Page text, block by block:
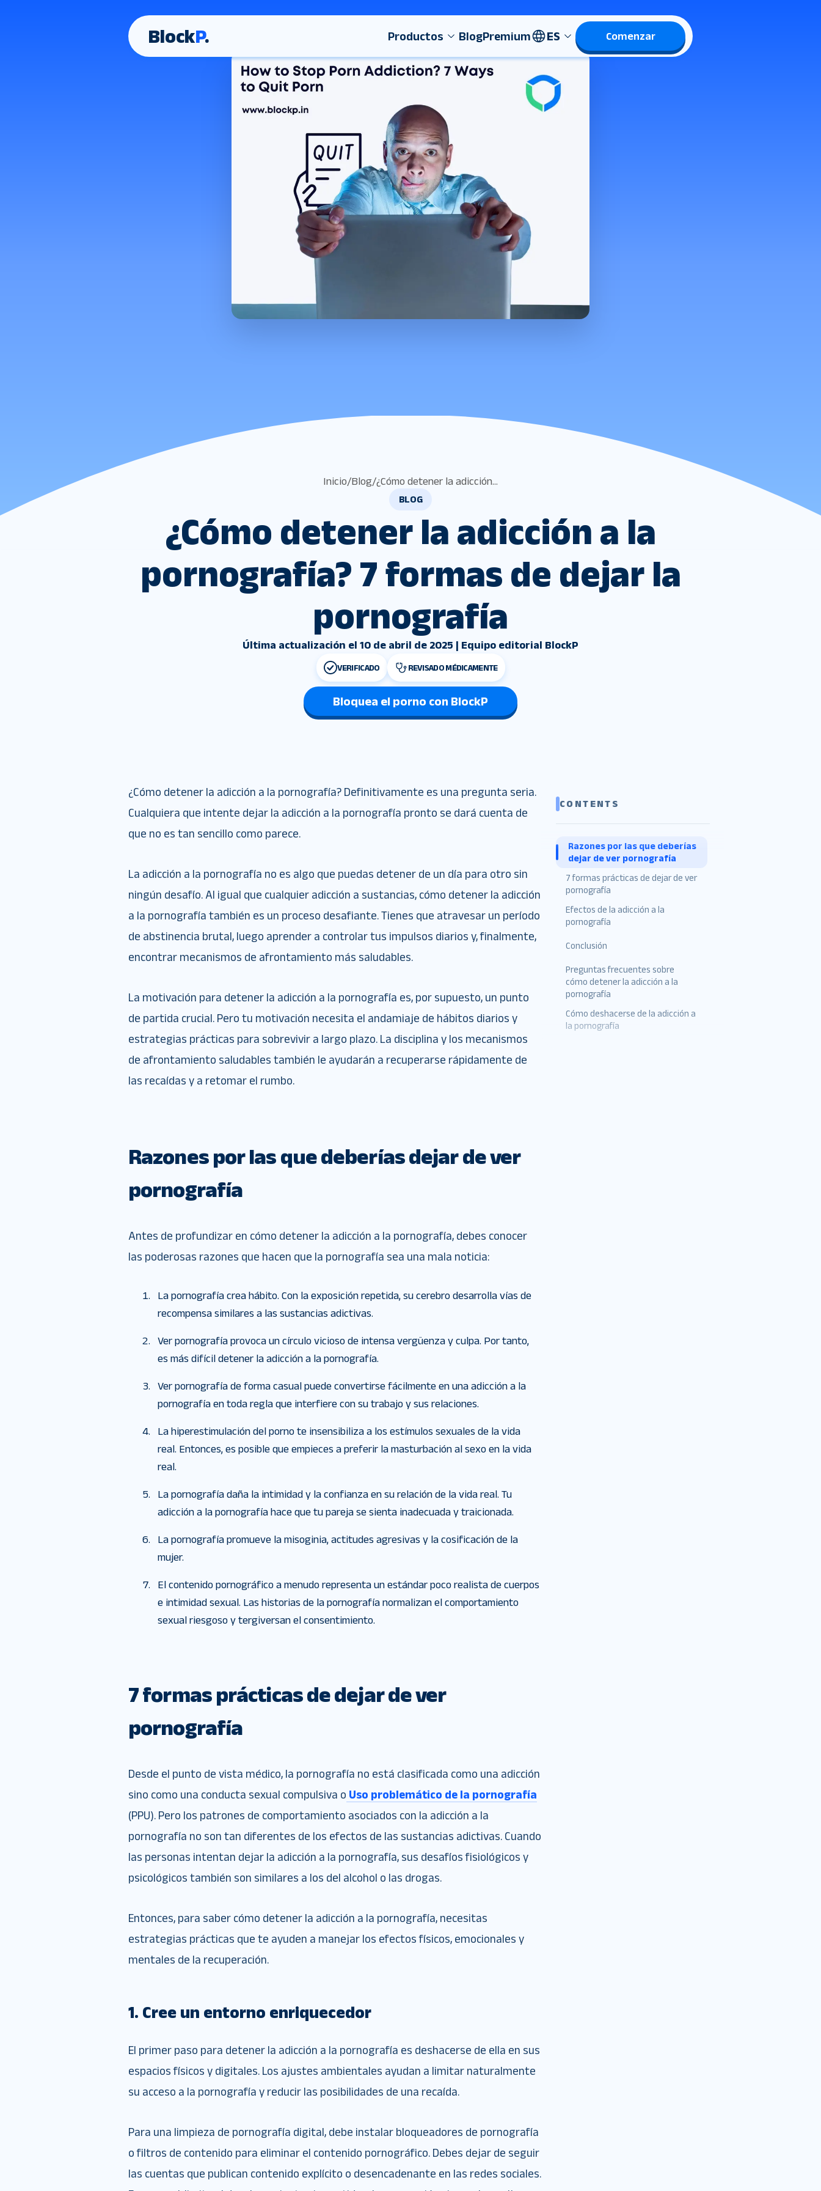
BlockP. Productos BlogPremium ES Comenzar
Inicio/Blog/¿Cómo detener la adicción...
BLOG
¿Cómo detener la adicción a la
pornografía? 7 formas de dejar la
pornografía
Última actualización el 10 de abril de 2025 | Equipo editorial BlockP
VERIFICADO REVISADO MÉDICAMENTE
Bloquea el porno con BlockP
¿Cómo detener la adicción a la pornografía? Definitivamente es una pregunta seria.
Cualquiera que intente dejar la adicción a la pornografía pronto se dará cuenta de
que no es tan sencillo como parece.
La adicción a la pornografía no es algo que puedas detener de un día para otro sin
ningún desafío. Al igual que cualquier adicción a sustancias, cómo detener la adicción
a la pornografía también es un proceso desafiante. Tienes que atravesar un período
de abstinencia brutal, luego aprender a controlar tus impulsos diarios y, finalmente,
encontrar mecanismos de afrontamiento más saludables.
La motivación para detener la adicción a la pornografía es, por supuesto, un punto
de partida crucial. Pero tu motivación necesita el andamiaje de hábitos diarios y
estrategias prácticas para sobrevivir a largo plazo. La disciplina y los mecanismos
de afrontamiento saludables también le ayudarán a recuperarse rápidamente de
las recaídas y a retomar el rumbo.
Razones por las que deberías dejar de ver
pornografía
Antes de profundizar en cómo detener la adicción a la pornografía, debes conocer
las poderosas razones que hacen que la pornografía sea una mala noticia:
La pornografía crea hábito. Con la exposición repetida, su cerebro desarrolla vías de
recompensa similares a las sustancias adictivas.
Ver pornografía provoca un círculo vicioso de intensa vergüenza y culpa. Por tanto,
es más difícil detener la adicción a la pornografía.
Ver pornografía de forma casual puede convertirse fácilmente en una adicción a la
pornografía en toda regla que interfiere con su trabajo y sus relaciones.
La hiperestimulación del porno te insensibiliza a los estímulos sexuales de la vida
real. Entonces, es posible que empieces a preferir la masturbación al sexo en la vida
real.
La pornografía daña la intimidad y la confianza en su relación de la vida real. Tu
adicción a la pornografía hace que tu pareja se sienta inadecuada y traicionada.
La pornografía promueve la misoginia, actitudes agresivas y la cosificación de la
mujer.
El contenido pornográfico a menudo representa un estándar poco realista de cuerpos
e intimidad sexual. Las historias de la pornografía normalizan el comportamiento
sexual riesgoso y tergiversan el consentimiento.
7 formas prácticas de dejar de ver
pornografía
Desde el punto de vista médico, la pornografía no está clasificada como una adicción
sino como una conducta sexual compulsiva o Uso problemático de la pornografía
(PPU). Pero los patrones de comportamiento asociados con la adicción a la
pornografía no son tan diferentes de los efectos de las sustancias adictivas. Cuando
las personas intentan dejar la adicción a la pornografía, sus desafíos fisiológicos y
psicológicos también son similares a los del alcohol o las drogas.
Entonces, para saber cómo detener la adicción a la pornografía, necesitas
estrategias prácticas que te ayuden a manejar los efectos físicos, emocionales y
mentales de la recuperación.
1. Cree un entorno enriquecedor
El primer paso para detener la adicción a la pornografía es deshacerse de ella en sus
espacios físicos y digitales. Los ajustes ambientales ayudan a limitar naturalmente
su acceso a la pornografía y reducir las posibilidades de una recaída.
Para una limpieza de pornografía digital, debe instalar bloqueadores de pornografía
o filtros de contenido para eliminar el contenido pornográfico. Debes dejar de seguir
las cuentas que publican contenido explícito o desencadenante en las redes sociales.
CONTENTS
Razones por las que deberías
dejar de ver pornografía
7 formas prácticas de dejar de ver
pornografía
Cree un entorno
enriquecedor
Identifique sus factores
Hay tres categorías amplias
de desencadenantes de la
Practique estrategias de
Efectos de la adicción a la
pornografía
Conclusión
Preguntas frecuentes sobre
cómo detener la adicción a la
pornografía
Cómo deshacerse de la adicción a
la pornografía